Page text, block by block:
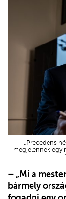
„Precedens
megjelennek egy
– „Mi a
bármely